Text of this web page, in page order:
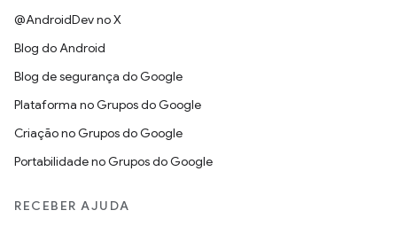
@AndroidDev no X
Blog do Android
Blog de segurança do Google
Plataforma no Grupos do Google
Criação no Grupos do Google
Portabilidade no Grupos do Google
RECEBER AJUDA